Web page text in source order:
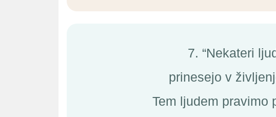
7. “Nekateri
prinesejo v
Tem ljudem pravimo